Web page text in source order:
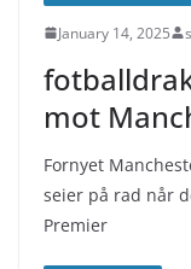
January 14, 2025
mot
Fornyet
seier på rad når
Premier